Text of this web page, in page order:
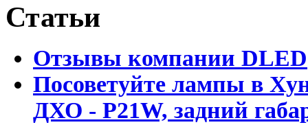
Статьи
Отзывы компании DLED
Посоветуйте лампы в
ДХО - P21W, задний